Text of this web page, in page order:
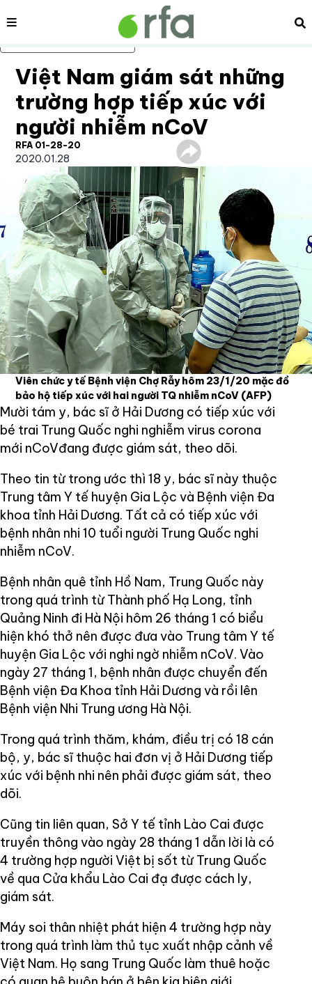
Bỏ qua nội dung chính
Nội dung
Việt Nam giám sát những
trường hợp tiếp xúc với
người nhiễm nCoV
RFA 01-28-20
2020.01.28
Viên chức y tế Bệnh viện Chợ Rẫy hôm 23/1/20 mặc đồ
bảo hộ tiếp xúc với hai người TQ nhiễm nCoV (AFP)
Mười tám y, bác sĩ ở Hải Dương có tiếp xúc với
bé trai Trung Quốc nghi nghiễm virus corona
mới nCoVđang được giám sát, theo dõi.
Theo tin từ trong ước thì 18 y, bác sĩ này thuộc
Trung tâm Y tế huyện Gia Lộc và Bệnh viện Đa
khoa tỉnh Hải Dương. Tất cả có tiếp xúc với
bệnh nhân nhi 10 tuổi người Trung Quốc nghi
nhiễm nCoV.
Bệnh nhân quê tỉnh Hồ Nam, Trung Quốc này
trong quá trình từ Thành phố Hạ Long, tỉnh
Quảng Ninh đi Hà Nội hôm 26 tháng 1 có biểu
hiện khó thở nên được đưa vào Trung tâm Y tế
huyện Gia Lộc với nghi ngờ nhiễm nCoV. Vào
ngày 27 tháng 1, bệnh nhân được chuyển đến
Bệnh viện Đa Khoa tỉnh Hải Dương và rồi lên
Bệnh viện Nhi Trung ương Hà Nội.
Trong quá trình thăm, khám, điều trị có 18 cán
bộ, y, bác sĩ thuộc hai đơn vị ở Hải Dương tiếp
xúc với bệnh nhi nên phải được giám sát, theo
dõi.
Cũng tin liên quan, Sở Y tế tỉnh Lào Cai được
truyền thông vào ngày 28 tháng 1 dẫn lời là có
4 trường hợp người Việt bị sốt từ Trung Quốc
về qua Cửa khẩu Lào Cai đạ được cách ly,
giám sát.
Máy soi thân nhiệt phát hiện 4 trường hợp này
trong quá trình làm thủ tục xuất nhập cảnh về
Việt Nam. Họ sang Trung Quốc làm thuê hoặc